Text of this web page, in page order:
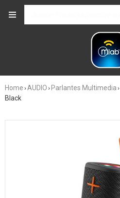
Home ›AUDIO › Parlantes Multimedia ›
Black